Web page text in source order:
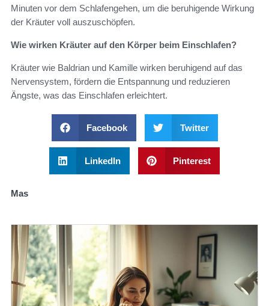
Minuten vor dem Schlafengehen, um die beruhigende Wirkung
der Kräuter voll auszuschöpfen.
Wie wirken Kräuter auf den Körper beim Einschlafen?
Kräuter wie Baldrian und Kamille wirken beruhigend auf das
Nervensystem, fördern die Entspannung und reduzieren
Ängste, was das Einschlafen erleichtert.
Facebook Twitter
LinkedIn Pinterest
Mas